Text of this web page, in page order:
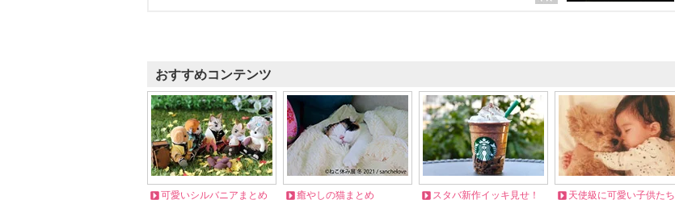
おすすめコンテンツ
可愛いシルバニアまとめ 癒やしの猫まとめ スタバ新作イッキ見せ！ 天使級に可愛い子供たち